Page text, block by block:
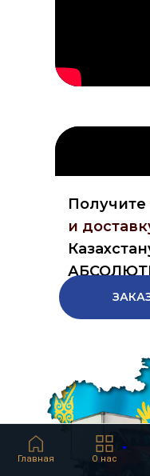
Главная О нас
Получите
и